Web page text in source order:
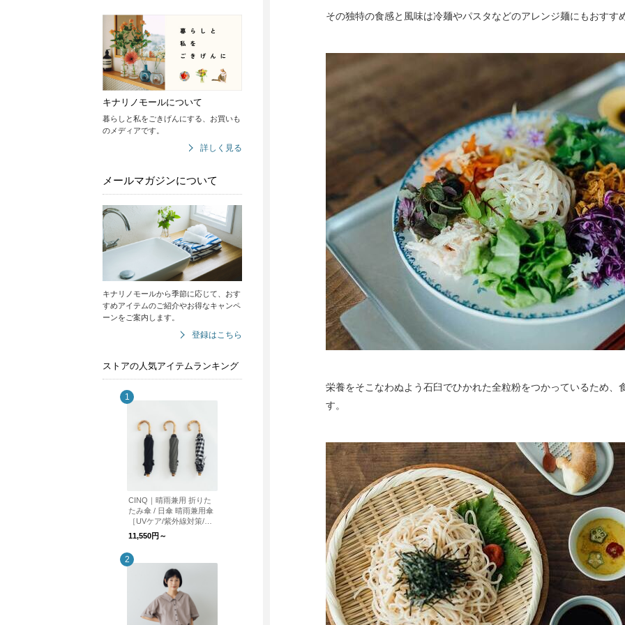
キナリノモールについて
暮らしと私をごきげんにする、お買いも
のメディアです。
詳しく見る
メールマガジンについて
キナリノモールから季節に応じて、おす
すめアイテムのご紹介やお得なキャンペ
ーンをご案内します。
登録はこちら
ストアの人気アイテムランキング
CINQ｜晴雨兼用 折りた
たみ傘 / 日傘 晴雨兼用傘
［UVケア/紫外線対策/母
の日］
11,550円～
その独特の食感と風味は冷麺やパスタなどのアレンジ麺にもおすす
栄養をそこなわぬよう石臼でひかれた全粒粉をつかっているため、
す。